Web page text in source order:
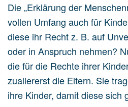
Die „Erklärung der
vollen Umfang auch für
diese ihr Recht z. B. auf
oder in Anspruch nehmen?
die für die Rechte ihrer
zuallererst die Eltern. Sie
ihre Kinder, damit diese sich